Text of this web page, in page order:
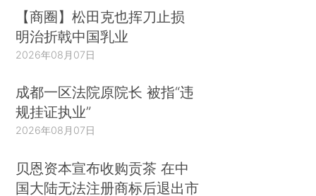
【商圈】松田克也挥刀止损
明治折戟中国乳业
2026年08月07日
成都一区法院原院长 被指“违
规挂证执业”
2026年08月07日
贝恩资本宣布收购贡茶 在中
国大陆无法注册商标后退出市